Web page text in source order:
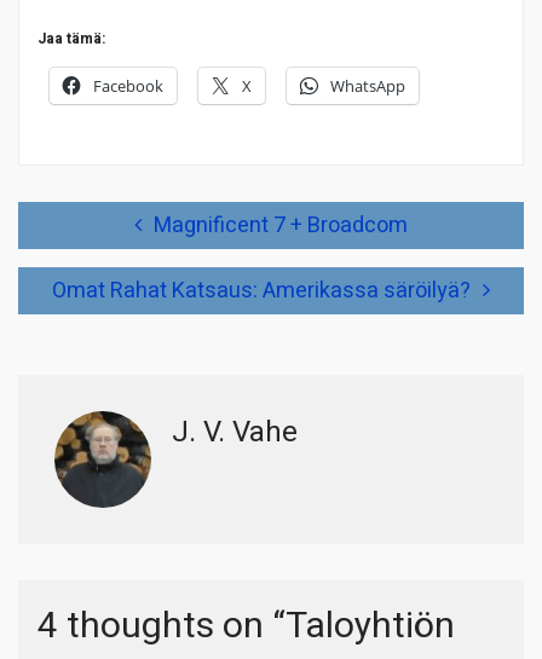
Jaa tämä:
Facebook X WhatsApp
Magnificent 7 + Broadcom
Omat Rahat Katsaus: Amerikassa säröilyä?
J. V. Vahe
4 thoughts on “Taloyhtiön